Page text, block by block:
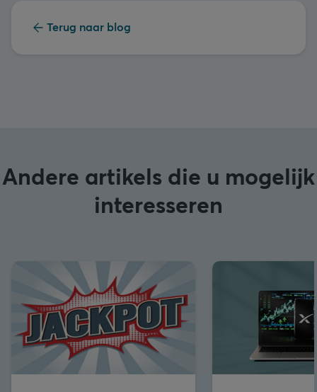
Terug naar blog
Andere artikels die u mogelijk
interesseren